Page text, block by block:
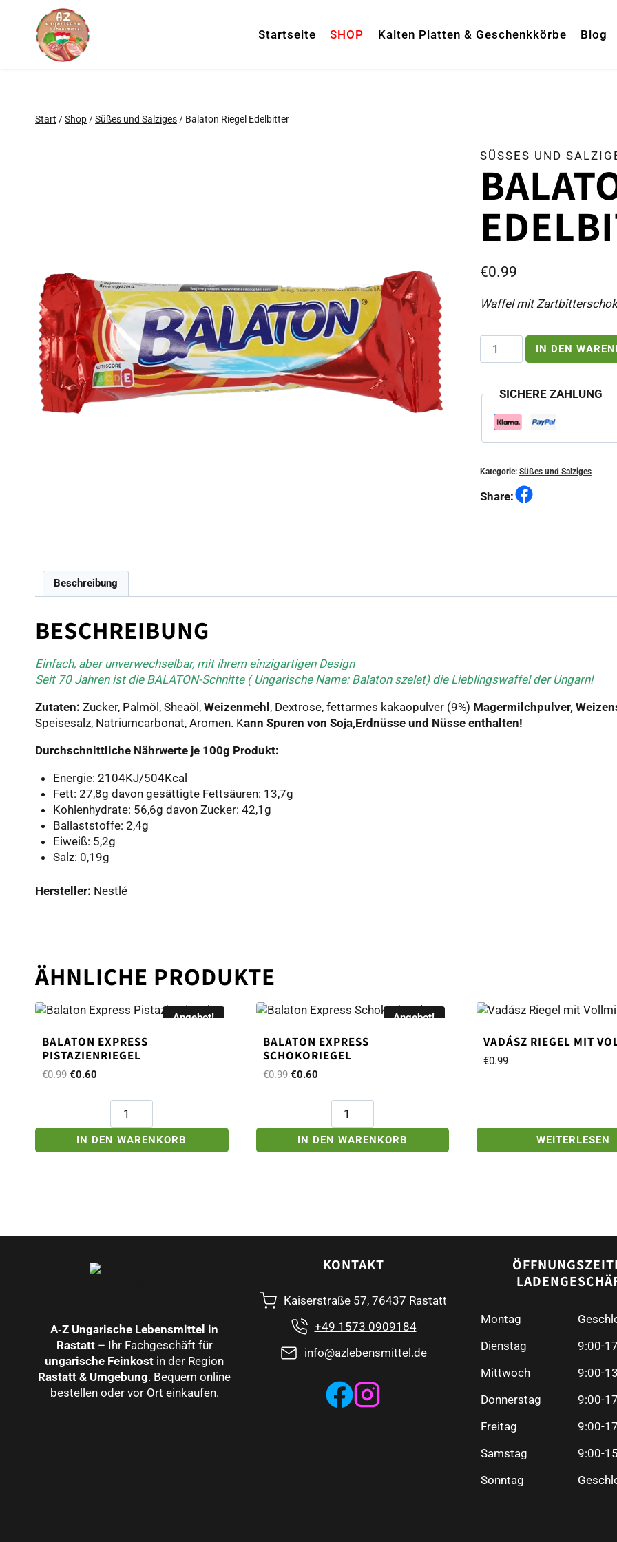
springen
Startseite SHOP Kalten Platten & Geschenkkörbe Blog
Start /Shop/Süßes und Salziges/ Balaton Riegel Edelbitter
SÜSSES UND
€0.99
Waffel mit
Balaton
Riegel
Menge
IN DEN
SICHERE ZAHLUNG
Kategorie: Süßes und Salziges
Share:
Beschreibung
BESCHREIBUNG
Einfach, aber unverwechselbar, mit ihrem einzigartigen Design
Seit 70 Jahren ist die BALATON-Schnitte ( Ungarische Name: Balaton szelet) die Lieblingswaffel der Ungarn!
Zutaten: Zucker, Palmöl, Sheaöl, Weizenmehl , Dextrose, fettarmes kakaopulver (9%) Magermilchpulver,
Speisesalz, Natriumcarbonat, Aromen. Kann Spuren von Soja,Erdnüsse und Nüsse enthalten!
Durchschnittliche Nährwerte je 100g Produkt:
Energie: 2104KJ/504Kcal
Fett: 27,8g davon gesättigte Fettsäuren: 13,7g
Kohlenhydrate: 56,6g davon Zucker: 42,1g
Ballaststoffe: 2,4g
Eiweiß: 5,2g
Salz: 0,19g
Hersteller: Nestlé
ÄHNLICHE PRODUKTE
Angebot!
BALATON EXPRESS
PISTAZIENRIEGEL
€0.99 Ursprünglicher
€0.60
ist: Balaton
Express
Pistazienriegel
Menge
IN DEN WARENKORB
Angebot!
BALATON EXPRESS
SCHOKORIEGEL
€0.99 Ursprünglicher
€0.60Aktueller
ist:
€0.60.
Balaton
Express
Schokoriegel
Menge
IN DEN WARENKORB
VADÁSZ RIEGEL MIT
€0.99
WEITERLESEN
A‑Z Ungarische Lebensmittel in
Rastatt– Ihr Fachgeschäft für
ungarische Feinkost in der Region
Rastatt & Umgebung. Bequem online
bestellen oder vor Ort einkaufen.
KONTAKT
Kaiserstraße 57, 76437 Rastatt
+49 1573 0909184
info@azlebensmittel.de
Montag
Dienstag
9:00-
Mittwoch
9:00-
Donnerstag
9:00-
Freitag
9:00-
Samstag
9:00-
Sonntag